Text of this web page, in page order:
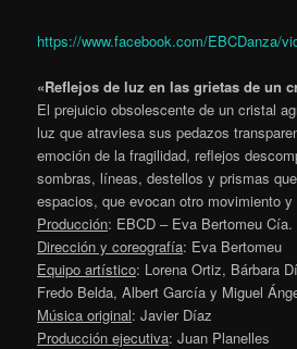
https://www.facebook.com/EBCDanza/
«Reflejos de luz en las grietas de un
El prejuicio obsolescente de un cristal
luz que atraviesa sus pedazos
emoción de la fragilidad, reflejos
sombras, líneas, destellos y prismas
espacios, que evocan otro movimiento y
Producción: EBCD – Eva Bertomeu Cía.
Dirección y coreografía: Eva Bertomeu
Equipo artístico: Lorena Ortiz, Bárbara
Fredo Belda, Albert García y Miguel
Música original: Javier Díaz
Producción ejecutiva: Juan Planelles